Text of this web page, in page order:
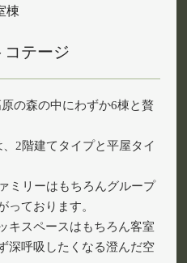
棟
コテージ
の森の中にわずか6棟と贅
2階建てタイプと平屋タイ
ミリーはもちろんグループ
っております。
キスペースはもちろん客室
深呼吸したくなる澄んだ空